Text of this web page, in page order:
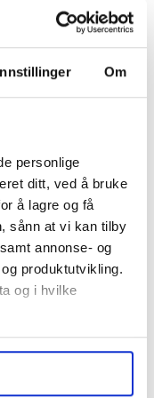
Om
personlige
ditt, ved å bruke
å lagre og få
sånn at vi kan tilby
annonse- og
produktutvikling.
og i hvilke
dine personlige
hvordan de skal
vår felles
vi ikke
kontoer i
man kan skape
– i egenregi
og